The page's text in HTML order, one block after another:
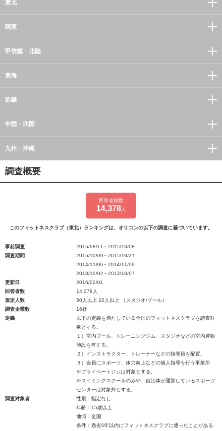
東北
関東
甲信越・北陸
東海
近畿
中国・四国
九州・沖縄
調査概要
回答者総数
14,378 人
このフィットネスクラブ（東北）ランキングは、オリコンの以下の調査に基づいています。
事前調査
2015/08/11～2015/10/08
調査期間
2015/10/09～2015/10/21
2014/11/06～2014/11/09
2013/10/02～2013/10/07
更新日
2016/02/01
回答者数
14,378人
規定人数
50人以上 20人以上 （スタジオ/プール）
調査企業数
16社
定義
以下の定義を満たしている全国のフィットネスクラブを調査対
象とする。
１）室内プール、トレーニングジム、スタジオなどの室内運動
施設を有する。
２）インストラクター、トレーナーなどの指導員を配置。
３）会員にスポーツ、体力向上などの個人指導を行う事業所
※プライベートジムは対象とする。
※スイミングスクールのみや、自治体が運営しているスポーツ
センターは対象外とする。
調査対象者
性別：指定なし
年齢：15歳以上
地域：全国
条件：過去5年以内にフィットネスクラブに通ったことがある